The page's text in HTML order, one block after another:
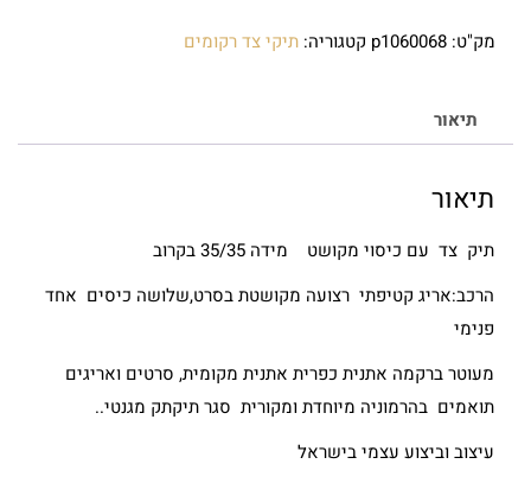
מק"ט: p1060068 קטגוריה: תיקי צד רקומים
תיאור
תיאור
תיק צד עם כיסוי מקושט מידה 35/35 בקרוב
הרכב:אריג קטיפתי רצועה מקושטת בסרט,שלושה כיסים אחד
פנימי
מעוטר ברקמה אתנית כפרית אתנית מקומית, סרטים ואריגים
תואמים בהרמוניה מיוחדת ומקורית סגר תיקתק מגנטי..
עיצוב וביצוע עצמי בישראל